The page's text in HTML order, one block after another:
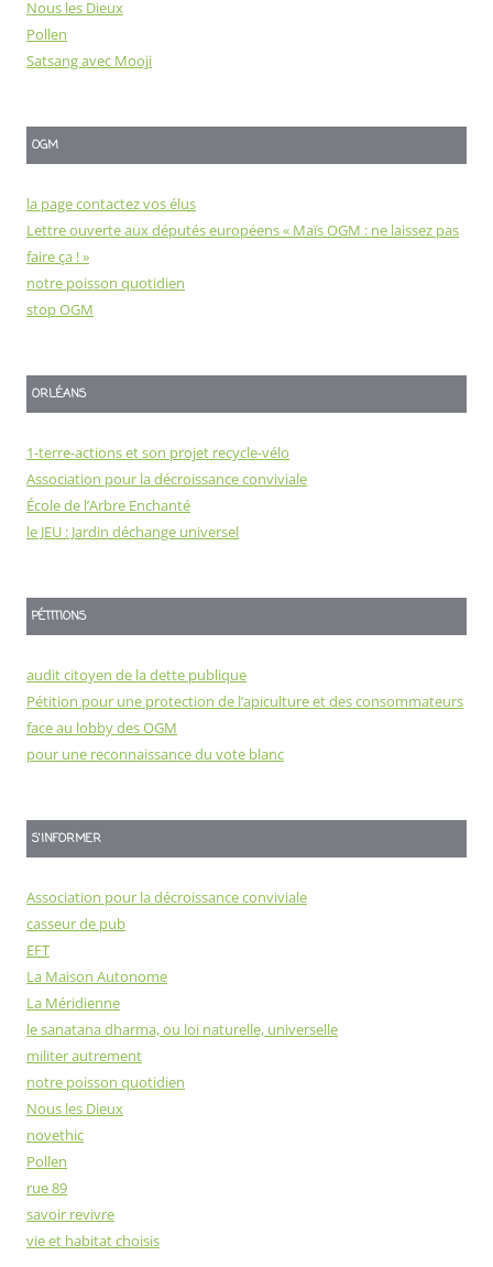
Nous les Dieux
Pollen
Satsang avec Mooji
OGM
la page contactez vos élus
Lettre ouverte aux députés européens « Maïs OGM : ne laissez pas
faire ça ! »
notre poisson quotidien
stop OGM
ORLÉANS
1-terre-actions et son projet recycle-vélo
Association pour la décroissance conviviale
École de l’Arbre Enchanté
le JEU : Jardin déchange universel
PÉTITIONS
audit citoyen de la dette publique
Pétition pour une protection de l’apiculture et des consommateurs
face au lobby des OGM
pour une reconnaissance du vote blanc
S'INFORMER
Association pour la décroissance conviviale
casseur de pub
EFT
La Maison Autonome
La Méridienne
le sanatana dharma, ou loi naturelle, universelle
militer autrement
notre poisson quotidien
Nous les Dieux
novethic
Pollen
rue 89
savoir revivre
vie et habitat choisis